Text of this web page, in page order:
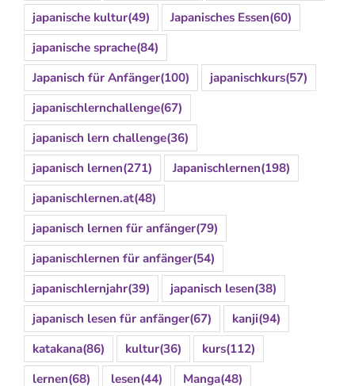
japanische kultur(49) Japanisches Essen(60)
japanische sprache(84)
Japanisch für Anfänger(100) japanischkurs(57)
japanischlernchallenge(67)
japanisch lern challenge(36)
japanisch lernen(271) Japanischlernen(198)
japanischlernen.at(48)
japanisch lernen für anfänger(79)
japanischlernen für anfänger(54)
japanischlernjahr(39) japanisch lesen(38)
japanisch lesen für anfänger(67) kanji(94)
katakana(86) kultur(36) kurs(112)
lernen(68) lesen(44) Manga(48)